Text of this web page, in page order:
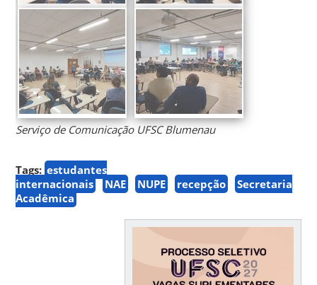
Serviço de Comunicação UFSC Blumenau
Tags: estudantes
internacionais
NAE NUPE recepção
Secretaria
Acadêmica